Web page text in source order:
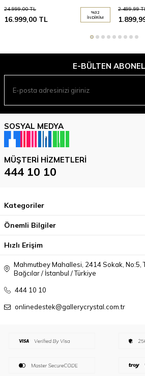
24.999,00TL
16.999,00 TL
%32
İNDIRIM
2.499,99
E-BÜLTEN
SOSYAL MEDYA
MÜŞTERI HIZMETLERI
444 10 10
Kategoriler
Önemli Bilgiler
Hızlı Erişim
Mahmutbey Mahallesi, 2414 Sokak, No:5,
Bağcılar / İstanbul / Türkiye
444 10 10
onlinedestek@gallerycrystal.com.tr